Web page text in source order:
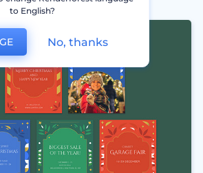
to English?
No, thanks